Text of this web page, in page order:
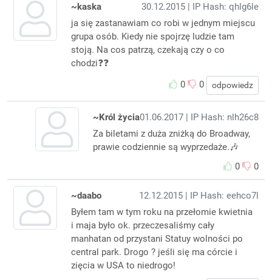
30.12.2015 | IP Hash: qhlg6le
~kaska
ja się zastanawiam co robi w jednym miejscu
grupa osób. Kiedy nie spojrzę ludzie tam
stoją. Na cos patrzą, czekają czy o co
chodzi❓️❓️
0
0 odpowiedz
01.06.2017 | IP Hash: nlh26c8
~Król życia
Za biletami z duża zniżką do Broadway,
prawie codziennie są wyprzedaże.🎶
0
0
12.12.2015 | IP Hash: eehco7l
~daabo
Byłem tam w tym roku na przełomie kwietnia
i maja było ok. przeczesaliśmy cały
manhatan od przystani Statuy wolności po
central park. Drogo ? jeśli się ma córcie i
zięcia w USA to niedrogo!